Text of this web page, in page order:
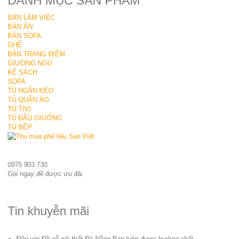
BÀN LÀM VIỆC
BÀN ĂN
BÀN SOFA
GHẾ
BÀN TRANG ĐIỂM
GIƯỜNG NGỦ
KỆ SÁCH
SOFA
TỦ NGĂN KÉO
TỦ QUẦN ÁO
TỦ TIVI
TỦ ĐẦU GIƯỜNG
TỦ BẾP
0975 903 730
Gọi ngay để được ưu đãi
Tin khuyễn mãi